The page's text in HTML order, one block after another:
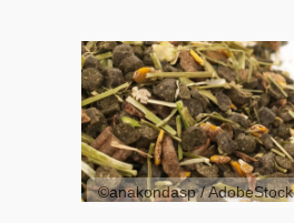
©anakondasp / AdobeStock